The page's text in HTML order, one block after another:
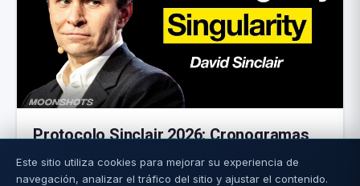
Protocolo Sinclair 2026: Cronogramas
para la reversión del envejecimiento
Este sitio utiliza cookies para mejorar su experiencia de
navegación, analizar el tráfico del sitio y ajustar el contenido.